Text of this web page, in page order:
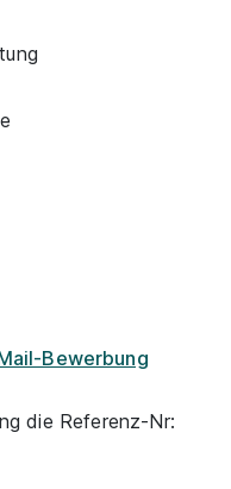
Bewerbung
die Referenz-Nr: